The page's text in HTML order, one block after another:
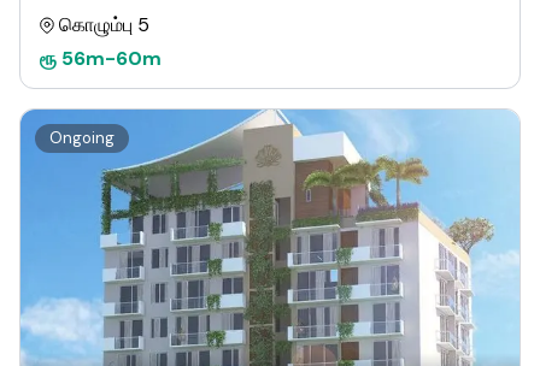
கொழும்பு 5
ரூ 56m-60m
Ongoing